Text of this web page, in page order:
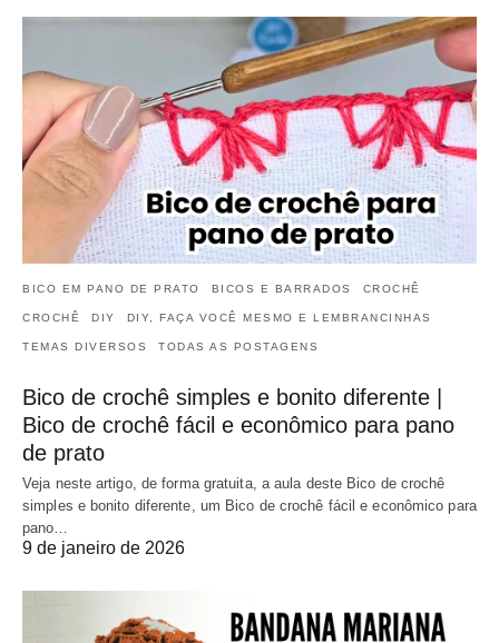
BICO EM PANO DE PRATO BICOS E BARRADOS CROCHÊ
CROCHÊ DIY DIY, FAÇA VOCÊ MESMO E LEMBRANCINHAS
TEMAS DIVERSOS TODAS AS POSTAGENS
Bico de crochê simples e bonito diferente |
Bico de crochê fácil e econômico para pano
de prato
Veja neste artigo, de forma gratuita, a aula deste Bico de crochê
simples e bonito diferente, um Bico de crochê fácil e econômico para
pano…
9 de janeiro de 2026